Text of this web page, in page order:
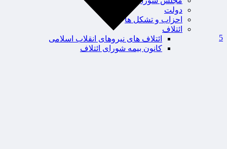
دولت
احزاب و تشکل ها
ائتلاف
ائتلاف های نیروهای انقلاب اسلامی
کانون بیمه شورای ائتلاف
5